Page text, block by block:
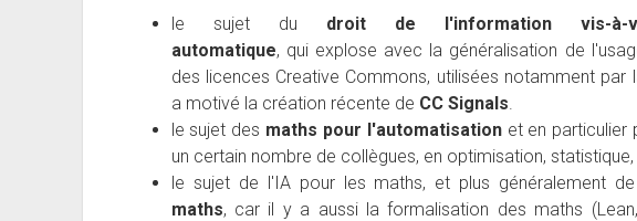
le sujet du droit de l'information vis-
automatique, quiexplose avec la généralisation de
des licences Creative Commons, utilisées notamment par
a motivé la création récente de CC Signals.
le sujet des maths pour l'automatisationet en particulier
un certain nombre de collègues, en optimisation, statistique,
le sujet de l'IA pour les maths, et plus généralement
maths, car il y a aussi la formalisation des maths